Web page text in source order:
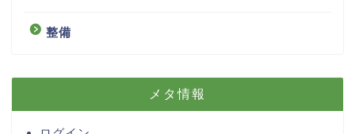
整備
メタ情報